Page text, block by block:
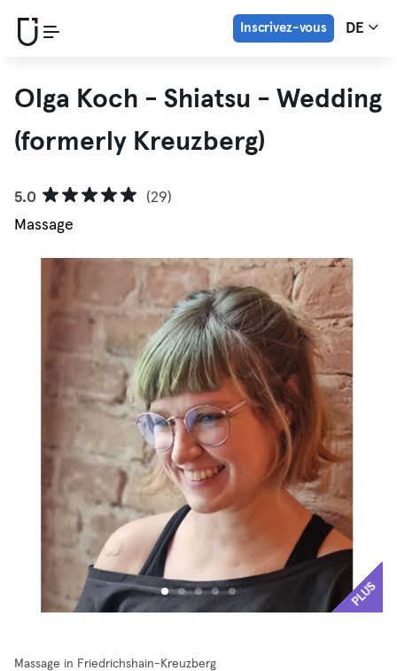
Inscrivez-vous DE
Olga Koch - Shiatsu - Wedding
(formerly Kreuzberg)
5.0
(29)
Massage
PLUS
Massage in Friedrichshain-Kreuzberg